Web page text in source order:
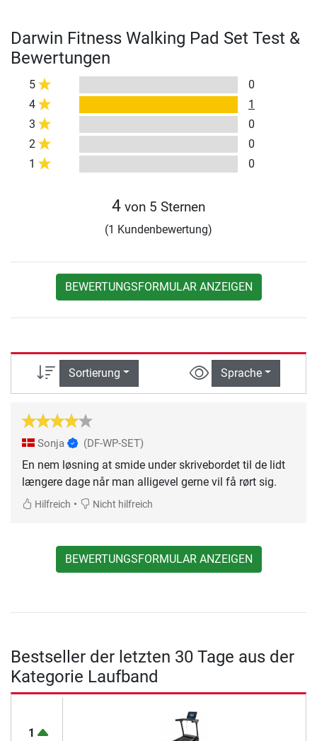
Darwin Fitness Walking Pad Set Test &
Bewertungen
5
0
4
1
3
0
2
0
1
0
4 von 5 Sternen
(1 Kundenbewertung)
BEWERTUNGSFORMULAR ANZEIGEN
Sortierung Sprache
Sonja (DF-WP-SET)
En nem løsning at smide under skrivebordet til de lidt
længere dage når man alligevel gerne vil få rørt sig.
Hilfreich • Nicht hilfreich
BEWERTUNGSFORMULAR ANZEIGEN
Bestseller der letzten 30 Tage aus der
Kategorie Laufband
1